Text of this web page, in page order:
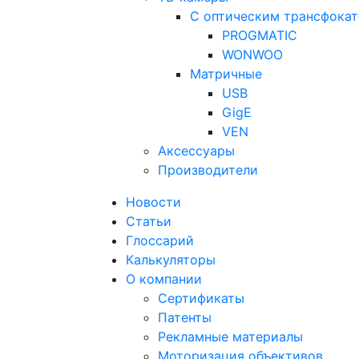
С оптическим
PROGMATIC
WONWOO
Матричные
USB
GigE
VEN
Аксессуары
Производители
Новости
Статьи
Глоссарий
Калькуляторы
О компании
Сертификаты
Патенты
Рекламные материалы
Моторизация объективов